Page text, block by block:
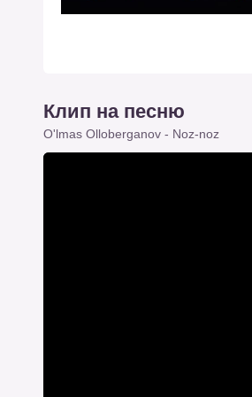
Клип на песню
O'lmas Olloberganov - Noz-noz